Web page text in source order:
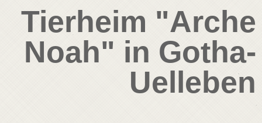
Tierheim "Arche
Noah" in Gotha-
Uelleben